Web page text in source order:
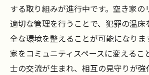
する取り組みが進行中です。空き家の
適切な管理を行うことで、犯罪の温床
全な環境を整えることが可能になりま
家をコミュニティスペースに変えるこ
士の交流が生まれ、相互の見守りが